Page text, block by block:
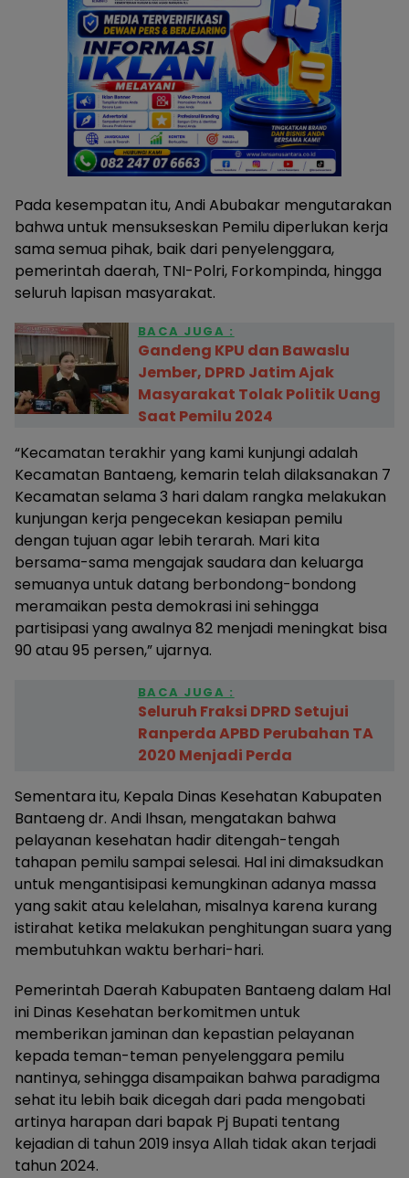
Pada kesempatan itu, Andi Abubakar mengutarakan
bahwa untuk mensukseskan Pemilu diperlukan kerja
sama semua pihak, baik dari penyelenggara,
pemerintah daerah, TNI-Polri, Forkompinda, hingga
seluruh lapisan masyarakat.
BACA JUGA :
Gandeng KPU dan Bawaslu
Jember, DPRD Jatim Ajak
Masyarakat Tolak Politik Uang
Saat Pemilu 2024
“Kecamatan terakhir yang kami kunjungi adalah
Kecamatan Bantaeng, kemarin telah dilaksanakan 7
Kecamatan selama 3 hari dalam rangka melakukan
kunjungan kerja pengecekan kesiapan pemilu
dengan tujuan agar lebih terarah. Mari kita
bersama-sama mengajak saudara dan keluarga
semuanya untuk datang berbondong-bondong
meramaikan pesta demokrasi ini sehingga
partisipasi yang awalnya 82 menjadi meningkat bisa
90 atau 95 persen,” ujarnya.
BACA JUGA :
Seluruh Fraksi DPRD Setujui
Ranperda APBD Perubahan TA
2020 Menjadi Perda
Sementara itu, Kepala Dinas Kesehatan Kabupaten
Bantaeng dr. Andi Ihsan, mengatakan bahwa
pelayanan kesehatan hadir ditengah-tengah
tahapan pemilu sampai selesai. Hal ini dimaksudkan
untuk mengantisipasi kemungkinan adanya massa
yang sakit atau kelelahan, misalnya karena kurang
istirahat ketika melakukan penghitungan suara yang
membutuhkan waktu berhari-hari.
Pemerintah Daerah Kabupaten Bantaeng dalam Hal
ini Dinas Kesehatan berkomitmen untuk
memberikan jaminan dan kepastian pelayanan
kepada teman-teman penyelenggara pemilu
nantinya, sehingga disampaikan bahwa paradigma
sehat itu lebih baik dicegah dari pada mengobati
artinya harapan dari bapak Pj Bupati tentang
kejadian di tahun 2019 insya Allah tidak akan terjadi
tahun 2024.